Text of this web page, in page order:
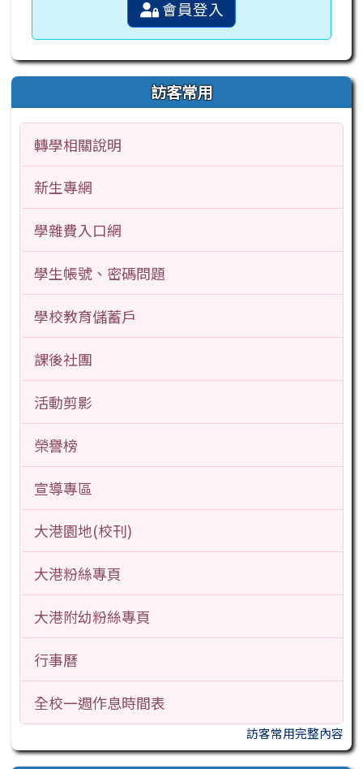
會員登入
訪客常用
轉學相關說明
新生專網
學雜費入口網
學生帳號、密碼問題
學校教育儲蓄戶
課後社團
活動剪影
榮譽榜
宣導專區
大港園地(校刊)
大港粉絲專頁
大港附幼粉絲專頁
行事曆
全校一週作息時間表
訪客常用完整內容